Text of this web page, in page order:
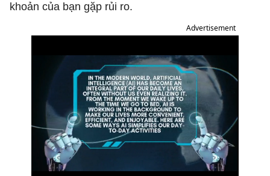
khoản của bạn gặp rủi ro.
Advertisement